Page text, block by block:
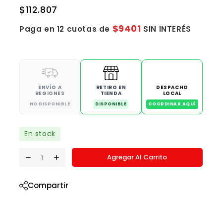
$112.807
Paga en 12 cuotas de $9401 SIN INTERÉS
ENVÍO A
REGIONES
NO DISPONIBLE
RETIRO EN
TIENDA
DISPONIBLE
DESPACHO
LOCAL
COORDINAR AQUÍ
En stock
Agregar Al Carrito
Compartir